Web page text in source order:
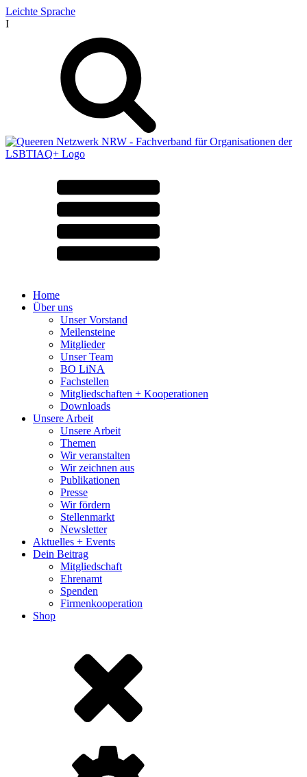
Leichte Sprache
I
Home
Über uns
Unser Vorstand
Meilensteine
Mitglieder
Unser Team
BO LiNA
Fachstellen
Mitgliedschaften + Kooperationen
Downloads
Unsere Arbeit
Unsere Arbeit
Themen
Wir veranstalten
Wir zeichnen aus
Publikationen
Presse
Wir fördern
Stellenmarkt
Newsletter
Aktuelles + Events
Dein Beitrag
Mitgliedschaft
Ehrenamt
Spenden
Firmenkooperation
Shop